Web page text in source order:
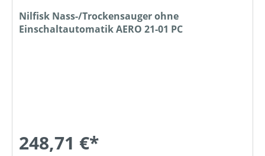
Nilfisk Nass-/Trockensauger ohne
Einschaltautomatik AERO 21-01 PC
248,71 €*